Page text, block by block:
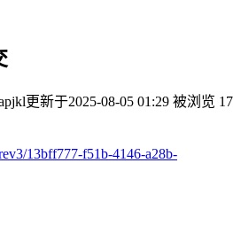
更新于2025-08-05 01:29 被浏览 17
13bff777-f51b-4146-a28b-